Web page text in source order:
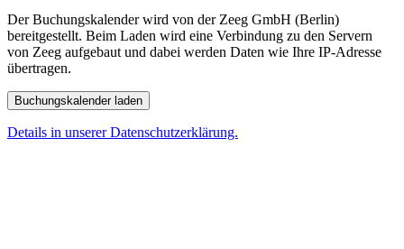
Der Buchungskalender wird von der Zeeg GmbH (Berlin)
bereitgestellt. Beim Laden wird eine Verbindung zu den Servern
von Zeeg aufgebaut und dabei werden Daten wie Ihre IP-Adresse
übertragen.
Buchungskalender laden
Details in unserer Datenschutzerklärung.